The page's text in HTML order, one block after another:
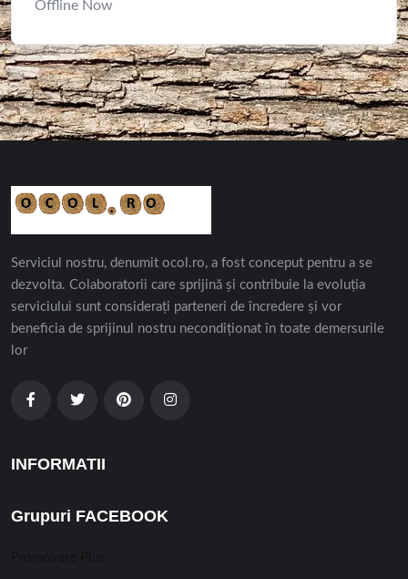
Offline Now
Serviciul nostru, denumit ocol.ro, a fost conceput pentru a se
dezvolta. Colaboratorii care sprijină și contribuie la evoluția
serviciului sunt considerați parteneri de încredere și vor
beneficia de sprijinul nostru necondiționat în toate demersurile
lor
INFORMATII
Grupuri FACEBOOK